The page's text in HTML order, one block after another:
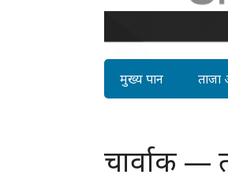
मुख्य पान
चार्वाक —